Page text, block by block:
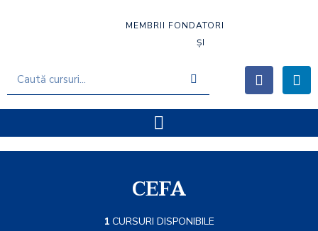
MEMBRII FONDATORI
ȘI
CEFA
1 CURSURI DISPONIBILE